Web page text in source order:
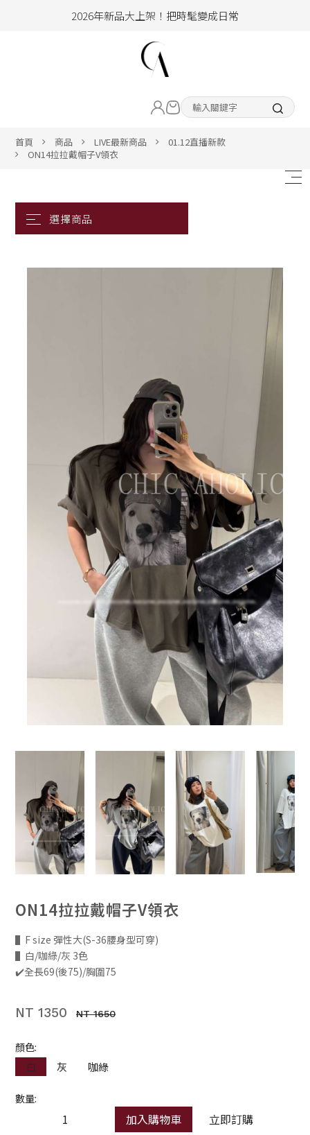
2026年新品大上架！把時髦變成日常
hello !! Happy to 2026
2026年新品大上架！把時髦變成日常
ALL ITEM
首頁 商品 LIVE最新商品
01.12直播新款
ON14拉拉戴帽子V領衣
ON14拉拉戴帽子V領衣
▌F size 彈性大(S-36腰身型可穿)
▌白/咖綠/灰 3色
✔️全長69(後75)/胸圍75
NT 1350 NT 1650
顏色:
白
灰 咖綠
數量:
加入購物車 立即訂購